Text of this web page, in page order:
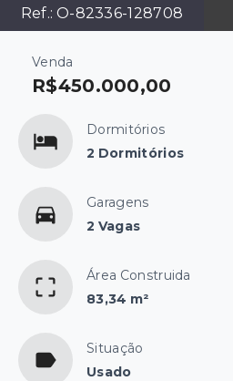
Ref.: O-82336-128708
Venda
R$450.000,00
Dormitórios
2 Dormitórios
Garagens
2 Vagas
Área Construida
83,34 m²
Situação
Usado